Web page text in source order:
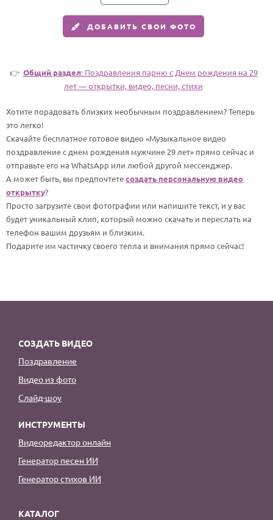
Женщине
Маме
Детям
Все родственники
ПЕРСОНАЛЬНЫЕ
Пожелания
По именам
По годам
ДОБАВИТЬ СВОИ ФОТО
👉 Общий раздел: Поздравления парню c Днем рождения на 29
лет — открытки, видео, песни, стихи
Хотите порадовать близких необычным поздравлением? Теперь
это легко!
Скачайте бесплатное готовое видео «Музыкальное видео
поздравление с днем рождения мужчине 29 лет» прямо сейчас и
отправьте его на WhatsApp или любой другой мессенджер.
А может быть, вы предпочтетесоздать персональную видео
открытку?
Просто загрузите свои фотографии или напишите текст, и у вас
будет уникальный клип, который можно скачать и переслать на
телефон вашим друзьям и близким.
Подарите им частичку своего тепла и внимания прямо сейчас!
СОЗДАТЬ ВИДЕО
Поздравление
Видео из фото
Слайд-шоу
ИНСТРУМЕНТЫ
Видеоредактор онлайн
Генератор песен ИИ
Генератор стихов ИИ
КАТАЛОГ